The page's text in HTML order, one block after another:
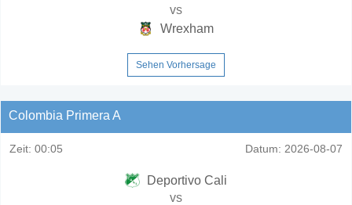
vs
Wrexham
Sehen Vorhersage
Colombia Primera A
Zeit: 00:05 Datum: 2026-08-07
Deportivo Cali
vs